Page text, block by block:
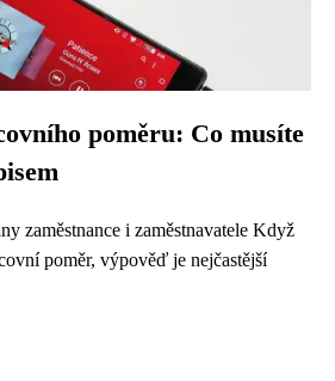
poměru: Co musíte
zaměstnance i zaměstnavatele Když
poměr, výpověď je nejčastější